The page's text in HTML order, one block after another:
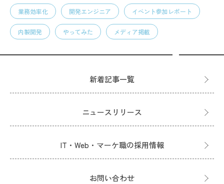
業務効率化 開発エンジニア イベント参加レポート
内製開発 やってみた メディア掲載
新着記事一覧
ニュースリリース
IT・Web・マーケ職の採用情報
お問い合わせ